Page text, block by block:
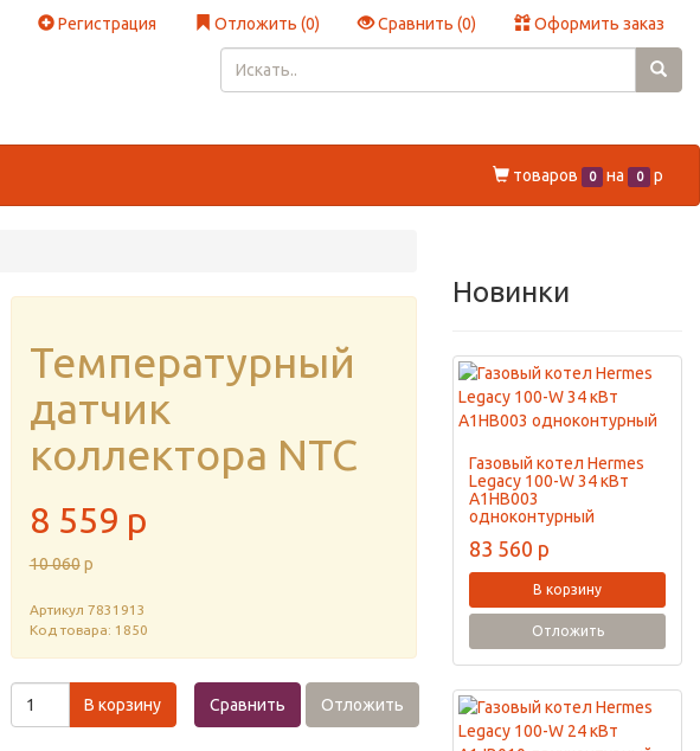
Регистрация Отложить (0) Сравнить (0) Оформить заказ
товаров 0 на 0 p
Температурный
датчик
коллектора NTC
8 559 p
10 060 p
Артикул 7831913
Код товара: 1850
В корзину Сравнить Отложить
Новинки
Газовый котел Hermes
Legacy 100-W 34 кВт
A1HB003
одноконтурный
83 560 p
В корзину
Отложить